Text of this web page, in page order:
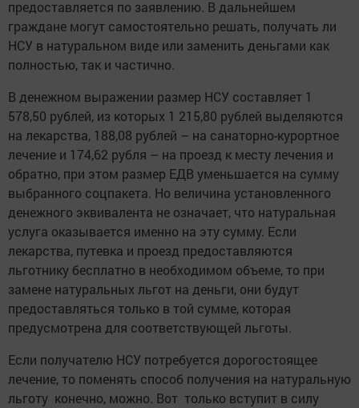
предоставляется по заявлению. В дальнейшем
граждане могут самостоятельно решать, получать ли
НСУ в натуральном виде или заменить деньгами как
полностью, так и частично.
В денежном выражении размер НСУ составляет 1
578,50 рублей, из которых 1 215,80 рублей выделяются
на лекарства, 188,08 рублей – на санаторно-курортное
лечение и 174,62 рубля – на проезд к месту лечения и
обратно, при этом размер ЕДВ уменьшается на сумму
выбранного соцпакета. Но величина установленного
денежного эквивалента не означает, что натуральная
услуга оказывается именно на эту сумму. Если
лекарства, путевка и проезд предоставляются
льготнику бесплатно в необходимом объеме, то при
замене натуральных льгот на деньги, они будут
предоставляться только в той сумме, которая
предусмотрена для соответствующей льготы.
Если получателю НСУ потребуется дорогостоящее
лечение, то поменять способ получения на натуральную
льготу конечно, можно. Вот только вступит в силу